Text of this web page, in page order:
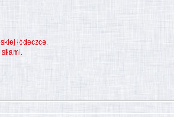
łódeczce.